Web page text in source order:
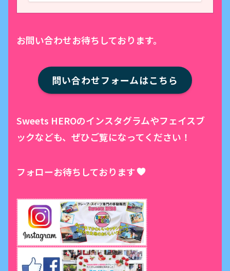
お問い合わせお待ちしております。
問い合わせフォームはこちら
Sweets HEROのインスタグラムやフェイスブ
ックなども、ぜひご覧になってください！
フォローお待ちしております